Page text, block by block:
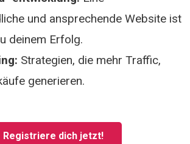
und ansprechende Website ist
deinem Erfolg.
Strategien, die mehr Traffic,
generieren.
Registriere dich jetzt!